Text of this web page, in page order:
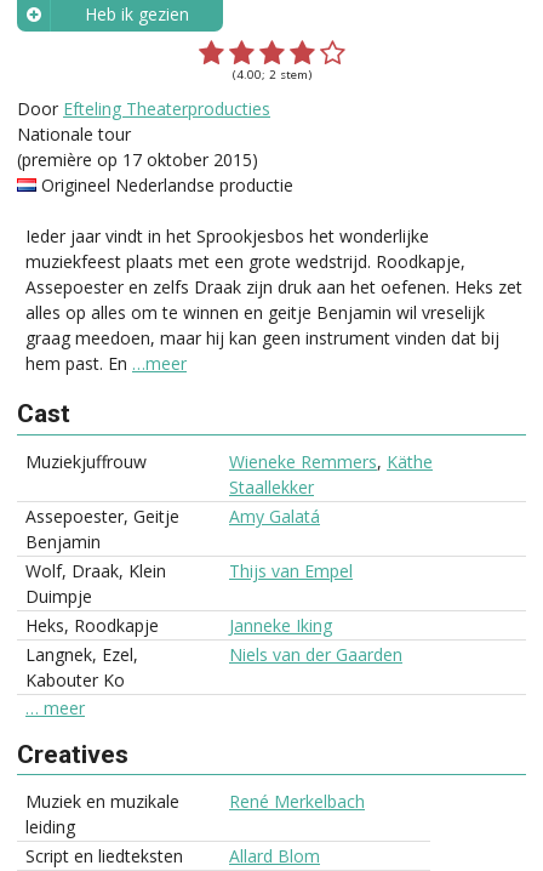
Heb ik gezien
(4.00; 2 stem)
Door Efteling Theaterproducties
Nationale tour
(première op 17 oktober 2015)
Origineel Nederlandse productie
Ieder jaar vindt in het Sprookjesbos het wonderlijke
muziekfeest plaats met een grote wedstrijd. Roodkapje,
Assepoester en zelfs Draak zijn druk aan het oefenen. Heks zet
alles op alles om te winnen en geitje Benjamin wil vreselijk
graag meedoen, maar hij kan geen instrument vinden dat bij
hem past. En …meer
Cast
Muziekjuffrouw Wieneke Remmers, Käthe
Staallekker
Assepoester, Geitje
Benjamin
Amy Galatá
Wolf, Draak, Klein
Duimpje
Thijs van Empel
Heks, Roodkapje
Janneke Iking
Langnek, Ezel,
Kabouter Ko
Niels van der Gaarden
… meer
Creatives
Muziek en muzikale
leiding
René Merkelbach
Script en liedteksten
Allard Blom